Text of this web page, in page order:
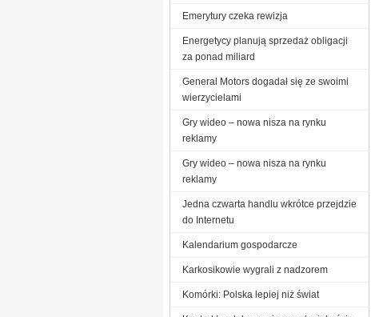
Emerytury czeka rewizja
Energetycy planują sprzedaż obligacji
za ponad miliard
General Motors dogadał się ze swoimi
wierzycielami
Gry wideo – nowa nisza na rynku
reklamy
Gry wideo – nowa nisza na rynku
reklamy
Jedna czwarta handlu wkrótce przejdzie
do Internetu
Kalendarium gospodarcze
Karkosikowie wygrali z nadzorem
Komórki: Polska lepiej niż świat